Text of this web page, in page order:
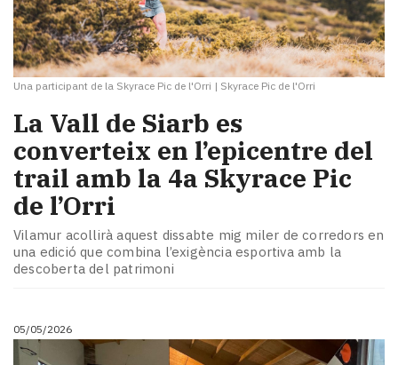
Una participant de la Skyrace Pic de l'Orri | Skyrace Pic de l'Orri
La Vall de Siarb es
converteix en l’epicentre del
trail amb la 4a Skyrace Pic
de l’Orri
Vilamur acollirà aquest dissabte mig miler de corredors en
una edició que combina l’exigència esportiva amb la
descoberta del patrimoni
05/05/2026